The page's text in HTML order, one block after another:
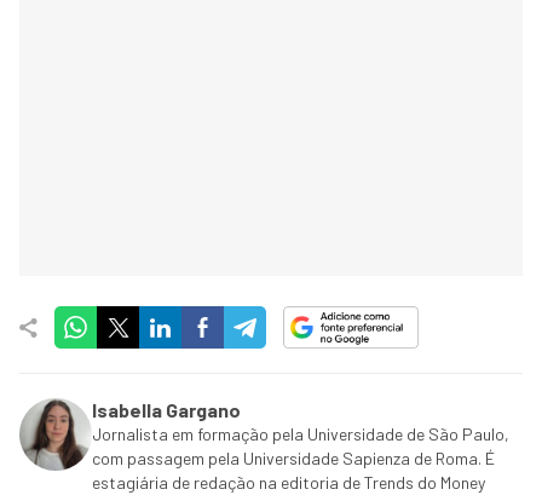
Isabella Gargano
Jornalista em formação pela Universidade de São Paulo,
com passagem pela Universidade Sapienza de Roma. É
estagiária de redação na editoria de Trends do Money